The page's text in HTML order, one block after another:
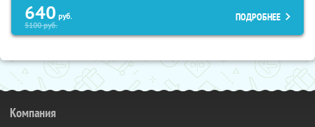
640 руб.
5100руб.
ПОДРОБНЕЕ
Компания